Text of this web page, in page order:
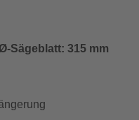
Sägeblatt: 315 mm